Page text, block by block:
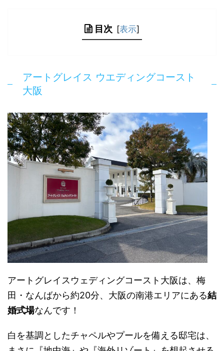
目次 [表示]
アートグレイス ウエディングコースト
大阪
アートグレイスウェディングコースト大阪は、梅
田・なんばから約20分、大阪の南港エリアにある結
婚式場なんです！
白を基調としたチャペルやプールを備える邸宅は、